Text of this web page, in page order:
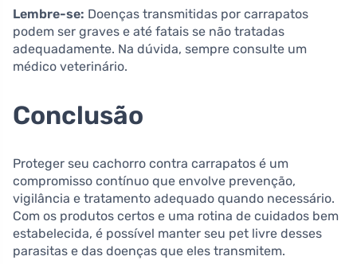
Lembre-se: Doenças transmitidas por carrapatos
podem ser graves e até fatais se não tratadas
adequadamente. Na dúvida, sempre consulte um
médico veterinário.
Conclusão
Proteger seu cachorro contra carrapatos é um
compromisso contínuo que envolve prevenção,
vigilância e tratamento adequado quando necessário.
Com os produtos certos e uma rotina de cuidados bem
estabelecida, é possível manter seu pet livre desses
parasitas e das doenças que eles transmitem.